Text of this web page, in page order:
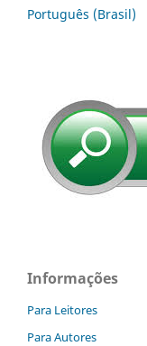
Português (Brasil)
Informações
Para Leitores
Para Autores